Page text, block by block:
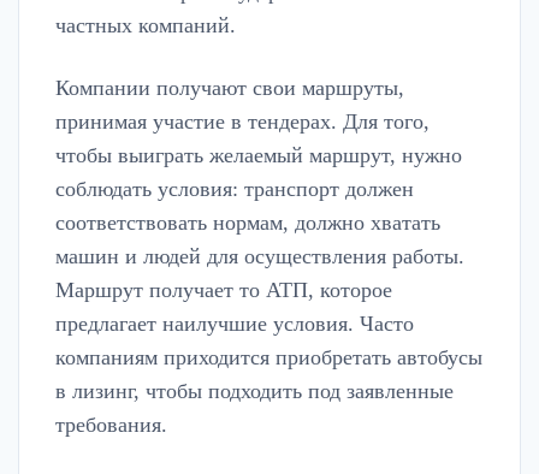
частных компаний.
Компании получают свои маршруты,
принимая участие в тендерах. Для того,
чтобы выиграть желаемый маршрут, нужно
соблюдать условия: транспорт должен
соответствовать нормам, должно хватать
машин и людей для осуществления работы.
Маршрут получает то АТП, которое
предлагает наилучшие условия. Часто
компаниям приходится приобретать автобусы
в лизинг, чтобы подходить под заявленные
требования.